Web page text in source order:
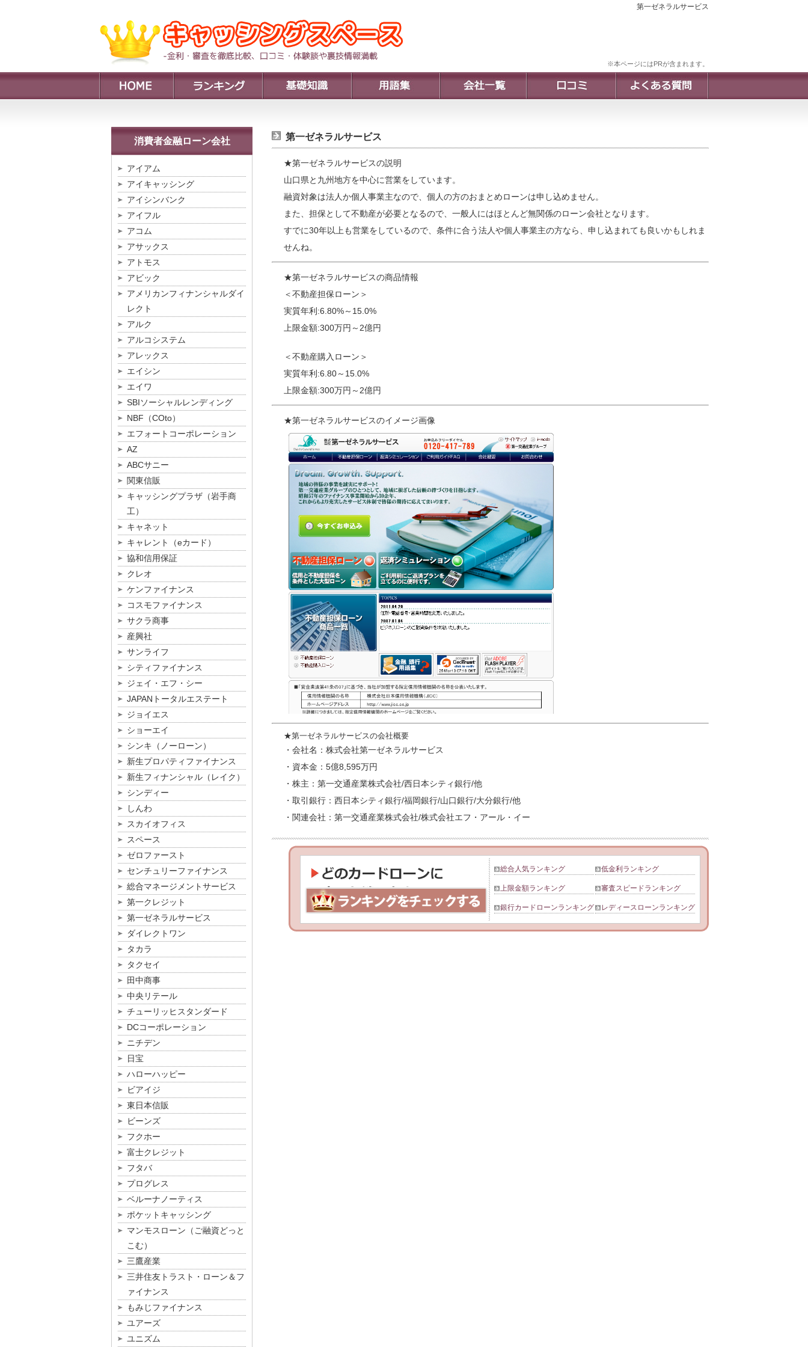
第一ゼネラルサービス
※本ページにはPRが含まれます。
消費者金融ローン会社
アイアム
アイキャッシング
アイシンバンク
アイフル
アコム
アサックス
アトモス
アビック
アメリカンフィナンシャルダイ
レクト
アルク
アルコシステム
アレックス
エイシン
エイワ
SBIソーシャルレンディング
NBF（COto）
エフォートコーポレーション
AZ
ABCサニー
関東信販
キャッシングプラザ（岩手商
工）
キャネット
キャレント（eカード）
協和信用保証
クレオ
ケンファイナンス
コスモファイナンス
サクラ商事
産興社
サンライフ
シティファイナンス
ジェイ・エフ・シー
JAPANトータルエステート
ジョイエス
ショーエイ
シンキ（ノーローン）
新生プロパティファイナンス
新生フィナンシャル（レイク）
シンディー
しんわ
スカイオフィス
スペース
ゼロファースト
センチュリーファイナンス
総合マネージメントサービス
第一クレジット
第一ゼネラルサービス
ダイレクトワン
タカラ
タクセイ
田中商事
中央リテール
チューリッヒスタンダード
DCコーポレーション
ニチデン
日宝
ハローハッピー
ビアイジ
東日本信販
ビーンズ
フクホー
富士クレジット
フタバ
プログレス
ベルーナノーティス
ポケットキャッシング
マンモスローン（ご融資どっと
こむ）
三鷹産業
三井住友トラスト・ローン＆フ
ァイナンス
もみじファイナンス
ユアーズ
ユニズム
第一ゼネラルサービス
★第一ゼネラルサービスの説明
山口県と九州地方を中心に営業をしています。
融資対象は法人か個人事業主なので、個人の方のおまとめローンは申し込めません。
また、担保として不動産が必要となるので、一般人にはほとんど無関係のローン会社となります。
すでに30年以上も営業をしているので、条件に合う法人や個人事業主の方なら、申し込まれても良いかもしれま
せんね。
★第一ゼネラルサービスの商品情報
＜不動産担保ローン＞
実質年利:6.80%～15.0%
上限金額:300万円～2億円
＜不動産購入ローン＞
実質年利:6.80～15.0%
上限金額:300万円～2億円
★第一ゼネラルサービスのイメージ画像
★第一ゼネラルサービスの会社概要
・会社名：株式会社第一ゼネラルサービス
・資本金：5億8,595万円
・株主：第一交通産業株式会社/西日本シティ銀行/他
・取引銀行：西日本シティ銀行/福岡銀行/山口銀行/大分銀行/他
・関連会社：第一交通産業株式会社/株式会社エフ・アール・イー
総合人気ランキング 低金利ランキング
上限金額ランキング 審査スピードランキング
銀行カードローンランキング レディースローンランキング